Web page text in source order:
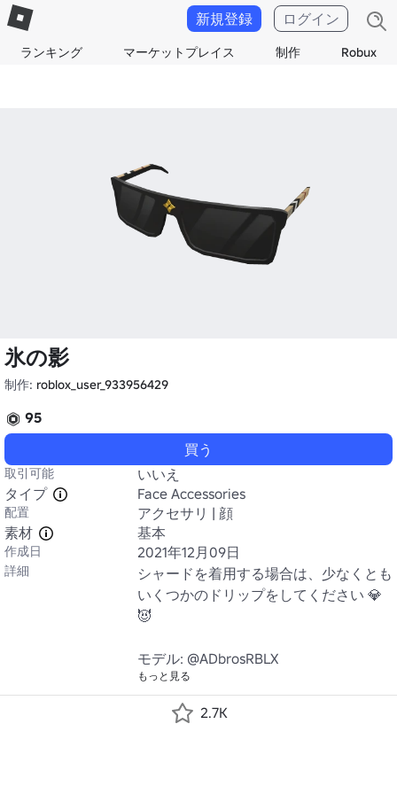
ランキング マーケットプレイス 制作 Robux
新規登録 ログイン
氷の影
制作: roblox_user_933956429
95
買う
取引可能
いいえ
タイプ
Face Accessories
配置
アクセサリ | 顔
素材
基本
作成日 2021年12月09日
詳細
シャードを着用する場合は、少なくとも
いくつかのドリップをしてください 💎
😈
モデル: @ADbrosRBLX
もっと見る
2.7K